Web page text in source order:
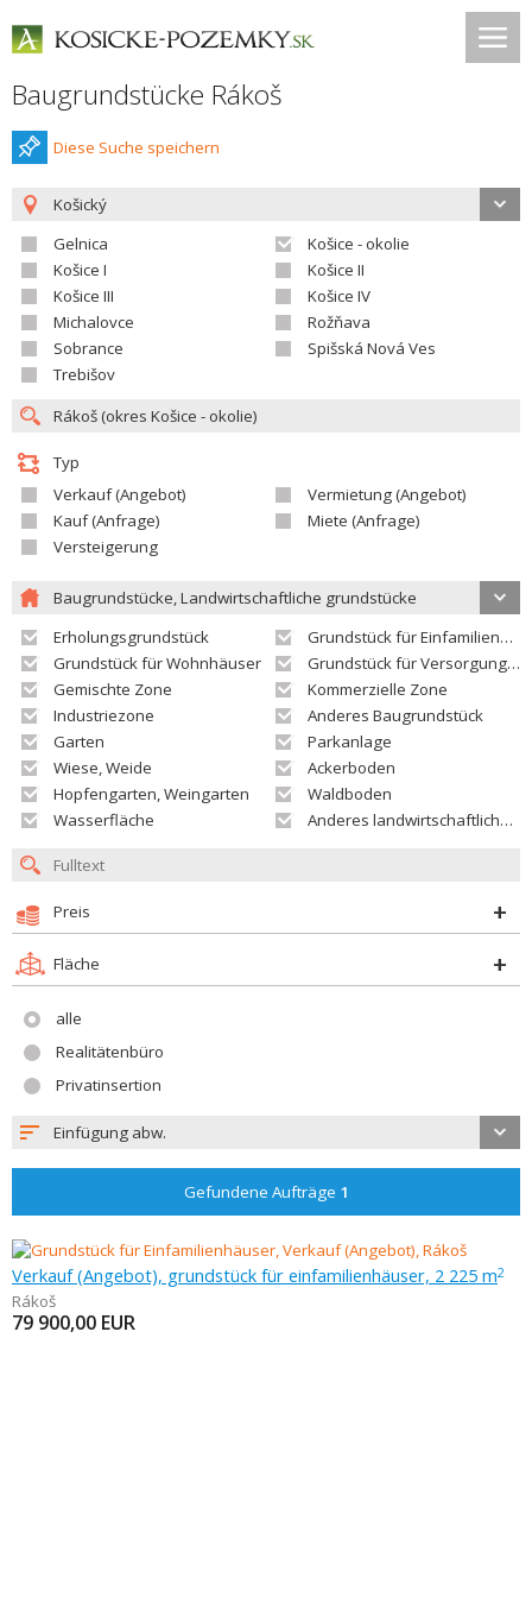
Baugrundstücke Rákoš
Diese Suche speichern
Košický
Gelnica
Košice - okolie
Košice I
Košice II
Košice III
Košice IV
Michalovce
Rožňava
Sobrance
Spišská Nová Ves
Trebišov
Typ
Verkauf (Angebot)
Vermietung (Angebot)
Kauf (Anfrage)
Miete (Anfrage)
Versteigerung
Baugrundstücke, Landwirtschaftliche grundstücke
Erholungsgrundstück
Grundstück für Einfamilienhäuser
Grundstück für Wohnhäuser
Grundstück für Versorgungseinrichtungen
Gemischte Zone
Kommerzielle Zone
Industriezone
Anderes Baugrundstück
Garten
Parkanlage
Wiese, Weide
Ackerboden
Hopfengarten, Weingarten
Waldboden
Wasserfläche
Anderes landwirtschaftliches Grundstück
Preis
Fläche
alle
Realitätenbüro
Privatinsertion
Einfügung abw.
Gefundene Aufträge 1
Verkauf (Angebot), grundstück für einfamilienhäuser, 2 225 m2
Rákoš
79 900,00 EUR